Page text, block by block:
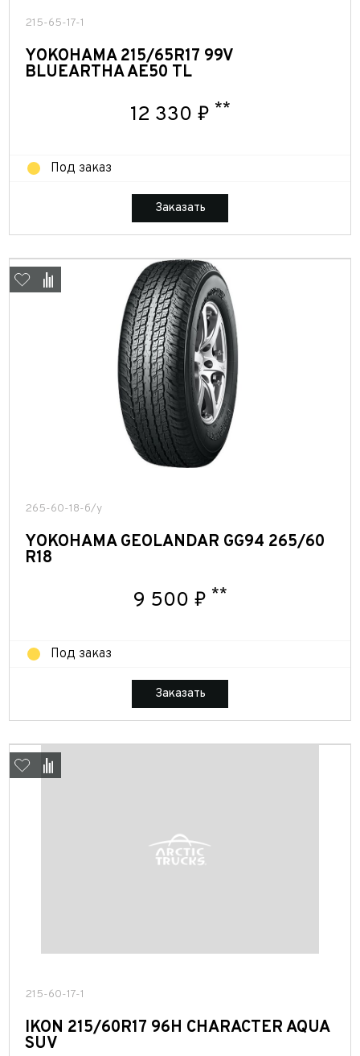
215-65-17-1
YOKOHAMA 215/65R17 99V
BLUEARTHA AE50 TL
12 330 ₽ **
Под заказ
Заказать
265-60-18-б/у
YOKOHAMA GEOLANDAR GG94 265/60
R18
9 500 ₽ **
Под заказ
Заказать
215-60-17-1
IKON 215/60R17 96H CHARACTER AQUA
SUV
Отправить